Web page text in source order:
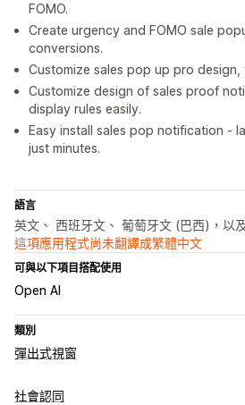
FOMO.
Create urgency and FOMO sale
conversions.
Customize sales pop up pro design,
Customize design of sales proof
display rules easily.
Easy install sales pop notification -
just minutes.
語言
英文、 西班牙文、 葡萄牙文 (巴西)，以
這項應用程式尚未翻譯成繁體中文
可與以下項目搭配使用
Open AI
類別
彈出式視窗
彈出式視窗類型
社會認同